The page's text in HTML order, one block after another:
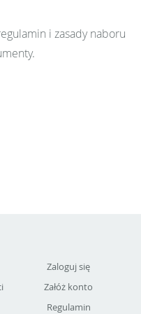
i zasady naboru
Zaloguj się
Załóż konto
Regulamin